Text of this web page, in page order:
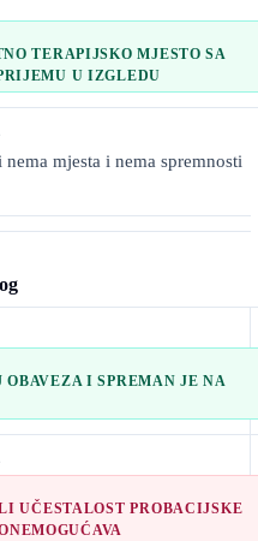
TERAPIJSKO MJESTO SA
U IZGLEDU
mjesta i nema spremnosti
I SPREMAN JE NA
UČESTALOST PROBACIJSKE